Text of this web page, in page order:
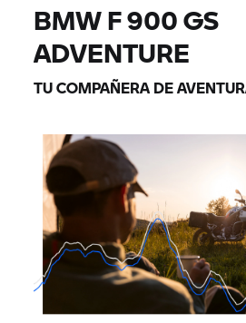
BMW F 900 GS
ADVENTURE
TU COMPAÑERA DE